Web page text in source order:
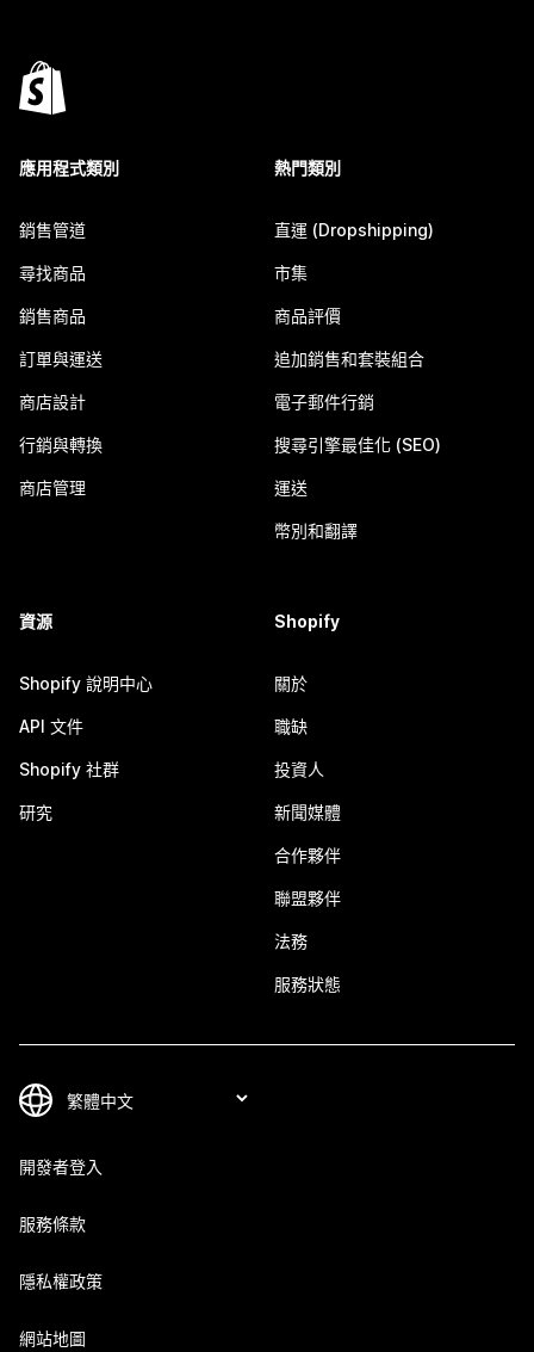
應用程式類別
銷售管道
尋找商品
銷售商品
訂單與運送
商店設計
行銷與轉換
商店管理
熱門類別
直運 (Dropshipping)
市集
商品評價
追加銷售和套裝組合
電子郵件行銷
搜尋引擎最佳化 (SEO)
運送
幣別和翻譯
資源
Shopify 說明中心
API 文件
Shopify 社群
研究
Shopify
關於
職缺
投資人
新聞媒體
合作夥伴
聯盟夥伴
法務
服務狀態
開發者登入
服務條款
隱私權政策
網站地圖